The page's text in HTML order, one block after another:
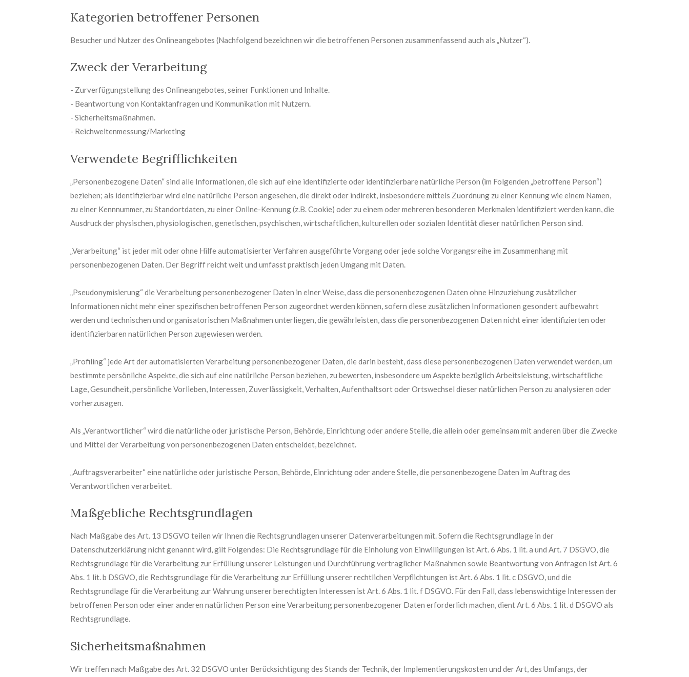
Kategorien betroffener Personen
Besucher und Nutzer des Onlineangebotes (Nachfolgend bezeichnen wir die betroffenen Personen zusammenfassend auch als „Nutzer“).
Zweck der Verarbeitung
- Zurverfügungstellung des Onlineangebotes, seiner Funktionen und Inhalte.
- Beantwortung von Kontaktanfragen und Kommunikation mit Nutzern.
- Sicherheitsmaßnahmen.
- Reichweitenmessung/Marketing
Verwendete Begrifflichkeiten
„Personenbezogene Daten“ sind alle Informationen, die sich auf eine identifizierte oder identifizierbare natürliche Person (im Folgenden „betroffene Person“)
beziehen; als identifizierbar wird eine natürliche Person angesehen, die direkt oder indirekt, insbesondere mittels Zuordnung zu einer Kennung wie einem Namen,
zu einer Kennnummer, zu Standortdaten, zu einer Online-Kennung (z.B. Cookie) oder zu einem oder mehreren besonderen Merkmalen identifiziert werden kann, die
Ausdruck der physischen, physiologischen, genetischen, psychischen, wirtschaftlichen, kulturellen oder sozialen Identität dieser natürlichen Person sind.
„Verarbeitung“ ist jeder mit oder ohne Hilfe automatisierter Verfahren ausgeführte Vorgang oder jede solche Vorgangsreihe im Zusammenhang mit
personenbezogenen Daten. Der Begriff reicht weit und umfasst praktisch jeden Umgang mit Daten.
„Pseudonymisierung“ die Verarbeitung personenbezogener Daten in einer Weise, dass die personenbezogenen Daten ohne Hinzuziehung zusätzlicher
Informationen nicht mehr einer spezifischen betroffenen Person zugeordnet werden können, sofern diese zusätzlichen Informationen gesondert aufbewahrt
werden und technischen und organisatorischen Maßnahmen unterliegen, die gewährleisten, dass die personenbezogenen Daten nicht einer identifizierten oder
identifizierbaren natürlichen Person zugewiesen werden.
„Profiling“ jede Art der automatisierten Verarbeitung personenbezogener Daten, die darin besteht, dass diese personenbezogenen Daten verwendet werden, um
bestimmte persönliche Aspekte, die sich auf eine natürliche Person beziehen, zu bewerten, insbesondere um Aspekte bezüglich Arbeitsleistung, wirtschaftliche
Lage, Gesundheit, persönliche Vorlieben, Interessen, Zuverlässigkeit, Verhalten, Aufenthaltsort oder Ortswechsel dieser natürlichen Person zu analysieren oder
vorherzusagen.
Als „Verantwortlicher“ wird die natürliche oder juristische Person, Behörde, Einrichtung oder andere Stelle, die allein oder gemeinsam mit anderen über die Zwecke
und Mittel der Verarbeitung von personenbezogenen Daten entscheidet, bezeichnet.
„Auftragsverarbeiter“ eine natürliche oder juristische Person, Behörde, Einrichtung oder andere Stelle, die personenbezogene Daten im Auftrag des
Verantwortlichen verarbeitet.
Maßgebliche Rechtsgrundlagen
Nach Maßgabe des Art. 13 DSGVO teilen wir Ihnen die Rechtsgrundlagen unserer Datenverarbeitungen mit. Sofern die Rechtsgrundlage in der
Datenschutzerklärung nicht genannt wird, gilt Folgendes: Die Rechtsgrundlage für die Einholung von Einwilligungen ist Art. 6 Abs. 1 lit. a und Art. 7 DSGVO, die
Rechtsgrundlage für die Verarbeitung zur Erfüllung unserer Leistungen und Durchführung vertraglicher Maßnahmen sowie Beantwortung von Anfragen ist Art. 6
Abs. 1 lit. b DSGVO, die Rechtsgrundlage für die Verarbeitung zur Erfüllung unserer rechtlichen Verpflichtungen ist Art. 6 Abs. 1 lit. c DSGVO, und die
Rechtsgrundlage für die Verarbeitung zur Wahrung unserer berechtigten Interessen ist Art. 6 Abs. 1 lit. f DSGVO. Für den Fall, dass lebenswichtige Interessen der
betroffenen Person oder einer anderen natürlichen Person eine Verarbeitung personenbezogener Daten erforderlich machen, dient Art. 6 Abs. 1 lit. d DSGVO als
Rechtsgrundlage.
Sicherheitsmaßnahmen
Wir treffen nach Maßgabe des Art. 32 DSGVO unter Berücksichtigung des Stands der Technik, der Implementierungskosten und der Art, des Umfangs, der